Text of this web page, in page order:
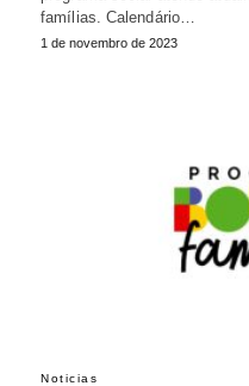
famílias. Calendário…
1 de novembro de 2023
Noticias